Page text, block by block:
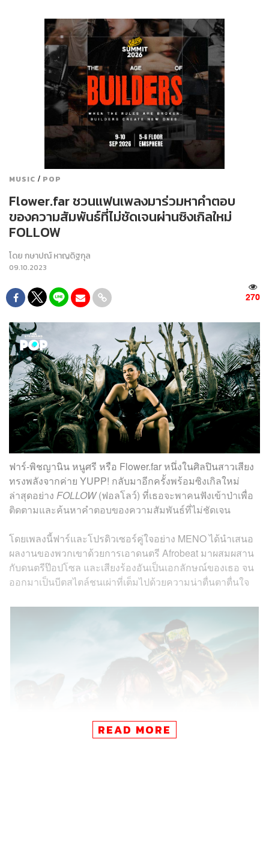
MUSIC / POP
Flower.far ชวนแฟนเพลงมาร่วมหาคำตอบ
ของความสัมพันธ์ที่ไม่ชัดเจนผ่านซิงเกิลใหม่
FOLLOW
โดยกษาปณ์ หาญดิฐกุล
09.10.2023
270
ฟาร์-พิชญานิน หนูศรี หรือ Flower.far หนึ่งในศิลปินสาวเสียง
ทรงพลังจากค่าย YUPP! กลับมาอีกครั้งพร้อมซิงเกิลใหม่
ล่าสุดอย่าง FOLLOW(ฟอลโลว์) ที่เธอจะพาคนฟังเข้าป่าเพื่อ
ติดตามและค้นหาคำตอบของความสัมพันธ์ที่ไม่ชัดเจน
โดยเพลงนี้ฟาร์และโปรดิวเซอร์คู่ใจอย่าง MENO ได้นำเสนอ
ผลงานของพวกเขาด้วยการเอาดนตรี Afrobeat มาผสมผสาน
กับดนตรีป๊อปโซล และเสียงร้องอันเป็นเอกลักษณ์ของเธอ จน
ออกมาเป็นบีตสไตล์ชนเผ่าที่เต็มไปด้วยความน่าตื่นตาตื่นใจ
READ MORE